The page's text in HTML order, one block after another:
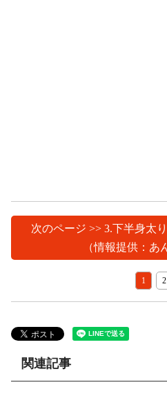
次のページ >> 3.下半身太
（情報提供：あ
1 2
関連記事